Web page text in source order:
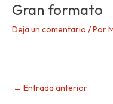
Gran formato
Deja un comentario / Por
← Entrada anterior